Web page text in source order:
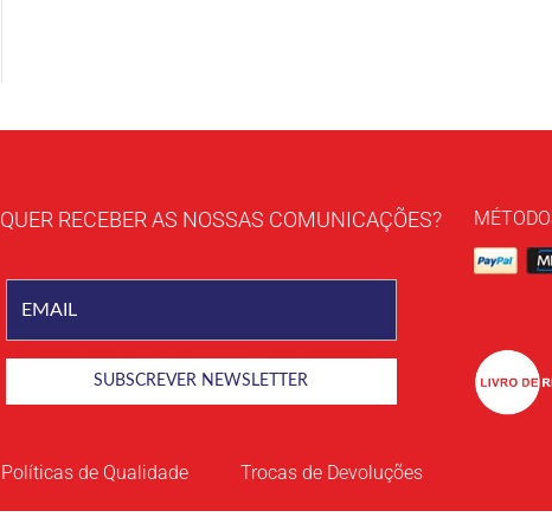
QUER RECEBER AS NOSSAS COMUNICAÇÕES?
Políticas de Qualidade Trocas de Devoluções